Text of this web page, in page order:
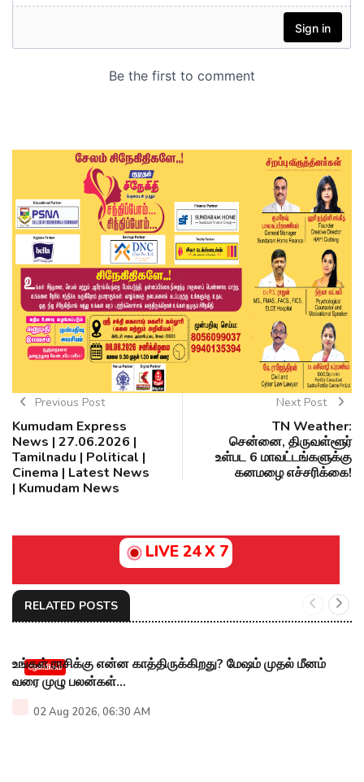
Previous Post
Kumudam Express
News | 27.06.2026 |
Tamilnadu | Political |
Cinema | Latest News
| Kumudam News
Next Post
TN Weather:
சென்னை, திருவள்ளூர்
உள்பட 6 மாவட்டங்களுக்கு
கனமழை எச்சரிக்கை!
LIVE 24 X 7
RELATED POSTS
ஆன்மிகம்
உங்கள் ராசிக்கு என்ன காத்திருக்கிறது? மேஷம் முதல் மீனம்
வரை முழு பலன்கள்...
02 Aug 2026, 06:30 AM